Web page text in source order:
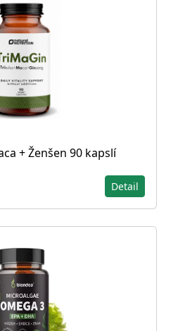
+ Ženšen 90 kapslí
Detail